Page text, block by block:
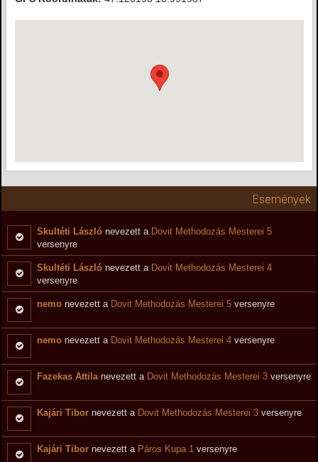
Események
Skultéti László nevezett a Dovit Methodozás Mesterei 5
versenyre
Skultéti László nevezett a Dovit Methodozás Mesterei 4
versenyre
nemo nevezett a Dovit Methodozás Mesterei 5 versenyre
nemo nevezett a Dovit Methodozás Mesterei 4 versenyre
Fazekas Attilanevezett a Dovit Methodozás Mesterei 3 versenyre
Kajári Tibor nevezett a Dovit Methodozás Mesterei 3 versenyre
Kajári Tibor nevezett a Páros Kupa 1 versenyre